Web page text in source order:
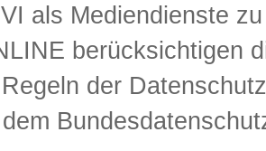
als Mediendienste
berücksichtigen
der